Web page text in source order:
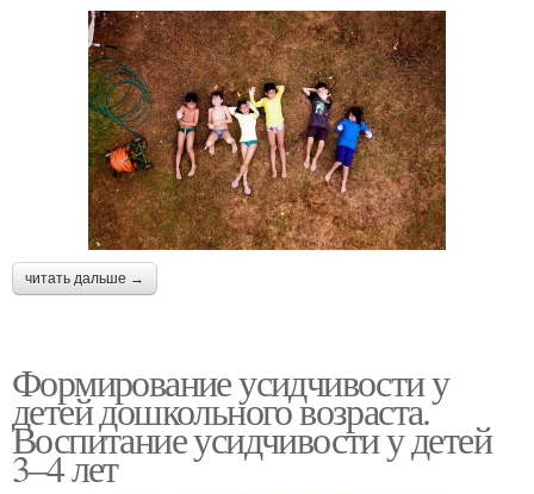
читать дальше →
Формирование усидчивости у
детей дошкольного возраста.
Воспитание усидчивости у детей
3–4 лет